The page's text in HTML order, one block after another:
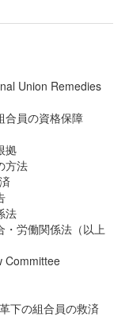
Union Remedies
員の資格保障
拠
方法
法
労働関係法（以上
下の組合員の救済